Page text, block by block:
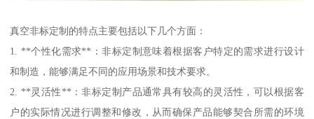
真空非标定制的特点主要包括以下几个方面：
1. **个性化需求**：非标定制意味着根据客户特定的需求进行设计
和制造，能够满足不同的应用场景和技术要求。
2. **灵活性**：非标定制产品通常具有较高的灵活性，可以根据客
户的实际情况进行调整和修改，从而确保产品能够契合所需的环境